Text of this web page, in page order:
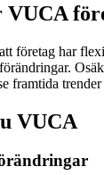
företag har
framtida
VUCA